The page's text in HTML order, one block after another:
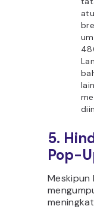
5.
Pop-
Meskipun